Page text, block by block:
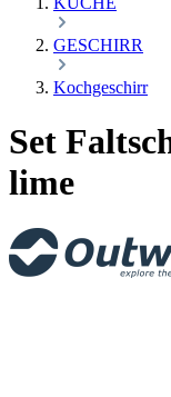
GESCHIRR
Kochgeschirr
Set
lime